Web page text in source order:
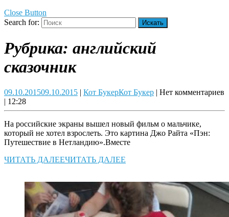
Close Button
Search for:
Рубрика: английский
сказочник
09.10.201509.10.2015 | Кот БукерКот Букер | Нет комментариев
| 12:28
На российские экраны вышел новый фильм о мальчике,
который не хотел взрослеть. Это картина Джо Райта «Пэн:
Путешествие в Нетландию».Вместе
ЧИТАТЬ ДАЛЕЕЧИТАТЬ ДАЛЕЕ